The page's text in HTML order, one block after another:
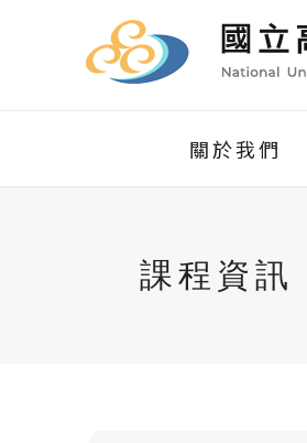
關於我們
課程資訊